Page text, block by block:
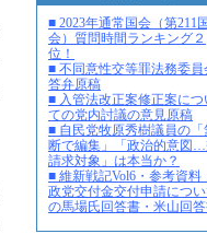
■ 2023年通常国会（第211国
会）質問時間ランキング２
位！
■ 不同意性交等罪法務委員
答弁原稿
■ 入管法改正案修正案につ
ての党内討議の意見原稿
■ 自民党牧原秀樹議員の「
断で編集」「政治的意図
請求対象」は本当か？
■ 維新戦記Vol6・参考資料
政党交付金交付申請につ
の馬場氏回答書・米山回